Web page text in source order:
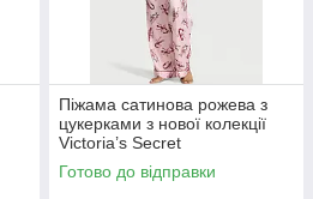
Піжама сатинова рожева з
цукерками з нової колекції
Victoria’s Secret
Готово до відправки